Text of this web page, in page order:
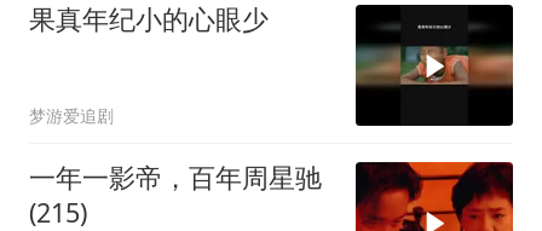
果真年纪小的心眼少
梦游爱追剧
一年一影帝，百年周星驰
(215)